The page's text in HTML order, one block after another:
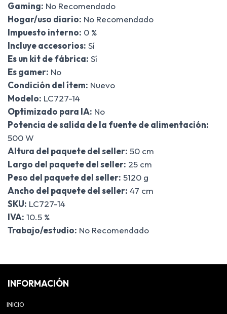
Gaming: No Recomendado
Hogar/uso diario: No Recomendado
Impuesto interno: 0 %
Incluye accesorios: Sí
Es un kit de fábrica: Sí
Es gamer: No
Condición del ítem: Nuevo
Modelo: LC727-14
Optimizado para IA: No
Potencia de salida de la fuente de alimentación:
500 W
Altura del paquete del seller: 50 cm
Largo del paquete del seller: 25 cm
Peso del paquete del seller: 5120 g
Ancho del paquete del seller: 47 cm
SKU: LC727-14
IVA: 10.5 %
Trabajo/estudio: No Recomendado
INFORMACIÓN
INICIO